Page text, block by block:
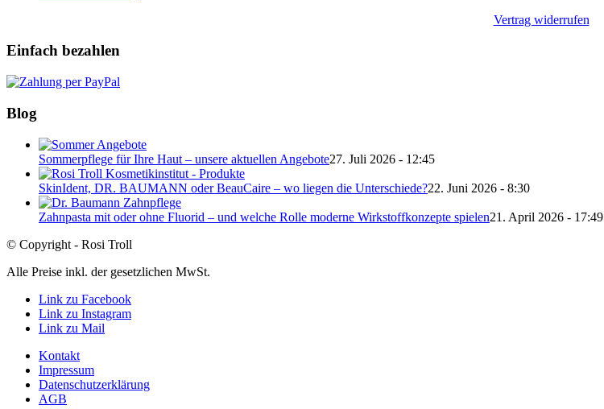
Vertrag widerrufen
Einfach bezahlen
Blog
Sommerpflege für Ihre Haut – unsere aktuellen Angebote27. Juli 2026 - 12:45
SkinIdent, DR. BAUMANN oder BeauCaire – wo liegen die Unterschiede?22. Juni 2026 - 8:30
Zahnpasta mit oder ohne Fluorid – und welche Rolle moderne Wirkstoffkonzepte spielen21. April 2026 - 17:49
© Copyright - Rosi Troll
Alle Preise inkl. der gesetzlichen MwSt.
Link zu Facebook
Link zu Instagram
Link zu Mail
Kontakt
Impressum
Datenschutzerklärung
AGB